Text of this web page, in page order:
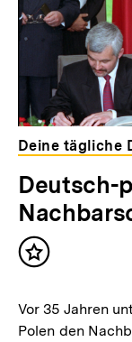
Deine tägliche
Deutsch-
Inhalt
Vor 35 Jahren
Polen den